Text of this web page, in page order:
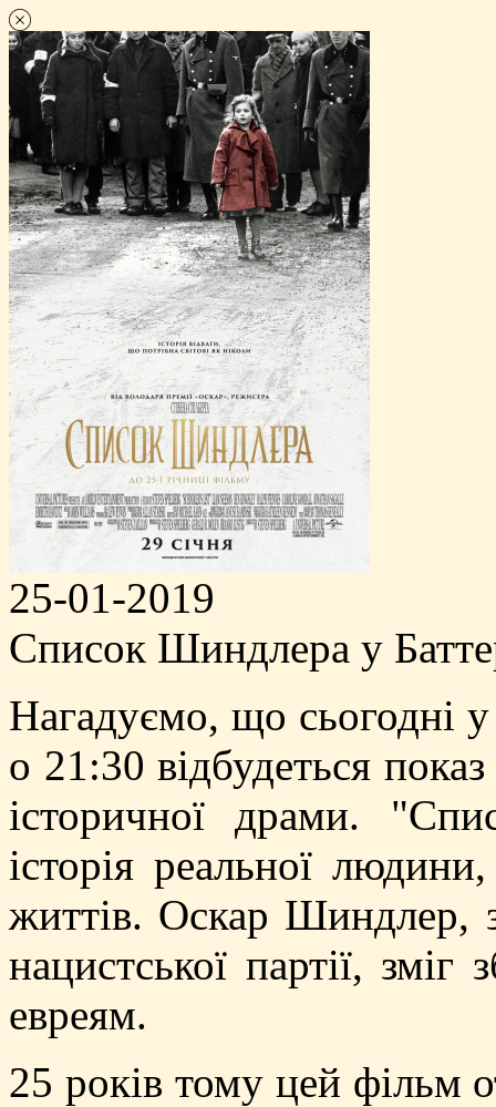
25-01-2019
Список Шиндлера у
Нагадуємо, що сьогодні
о 21:30 відбудеться
історичної драми.
історія реальної
життів. Оскар Шиндлер,
нацистської партії,
евреям.
25 років тому цей фільм